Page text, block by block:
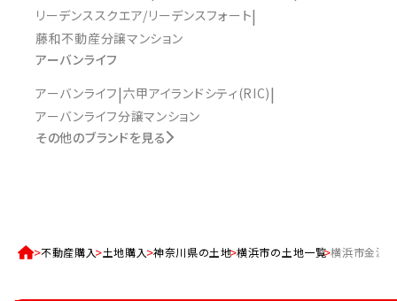
リーデンススクエア/リーデンスフォート
藤和不動産分譲マンション
アーバンライフ
アーバンライフ 六甲アイランドシティ(RIC)
アーバンライフ分譲マンション
その他のブランドを見る
不動産購入 土地購入 神奈川県の土地 横浜市の土地一覧 横浜市金沢